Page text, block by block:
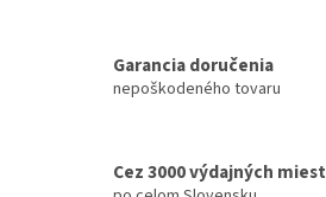
Garancia doručenia
nepoškodeného tovaru
Cez 3000 výdajných miest